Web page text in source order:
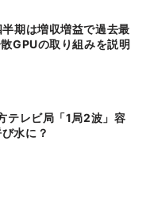
GPUの取り組みを説明
テレビ局「1局2波」容
水に？